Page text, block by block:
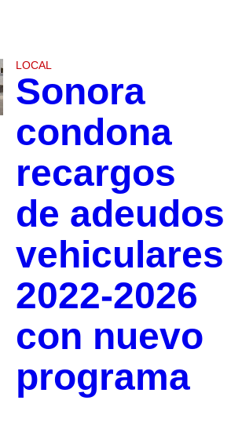
LOCAL
Sonora
condona
recargos
de adeudos
vehiculares
2022-2026
con nuevo
programa